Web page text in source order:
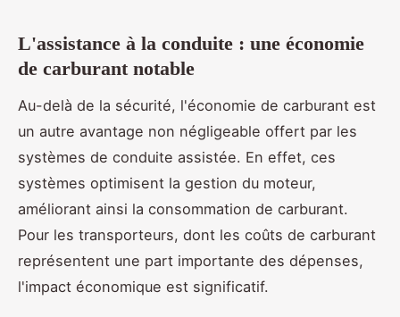
L'assistance à la conduite : une économie
de carburant notable
Au-delà de la sécurité, l'économie de carburant est
un autre avantage non négligeable offert par les
systèmes de conduite assistée. En effet, ces
systèmes optimisent la gestion du moteur,
améliorant ainsi la consommation de carburant.
Pour les transporteurs, dont les coûts de carburant
représentent une part importante des dépenses,
l'impact économique est significatif.